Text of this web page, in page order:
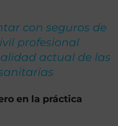
con seguros de
profesional
actual de las
en la práctica